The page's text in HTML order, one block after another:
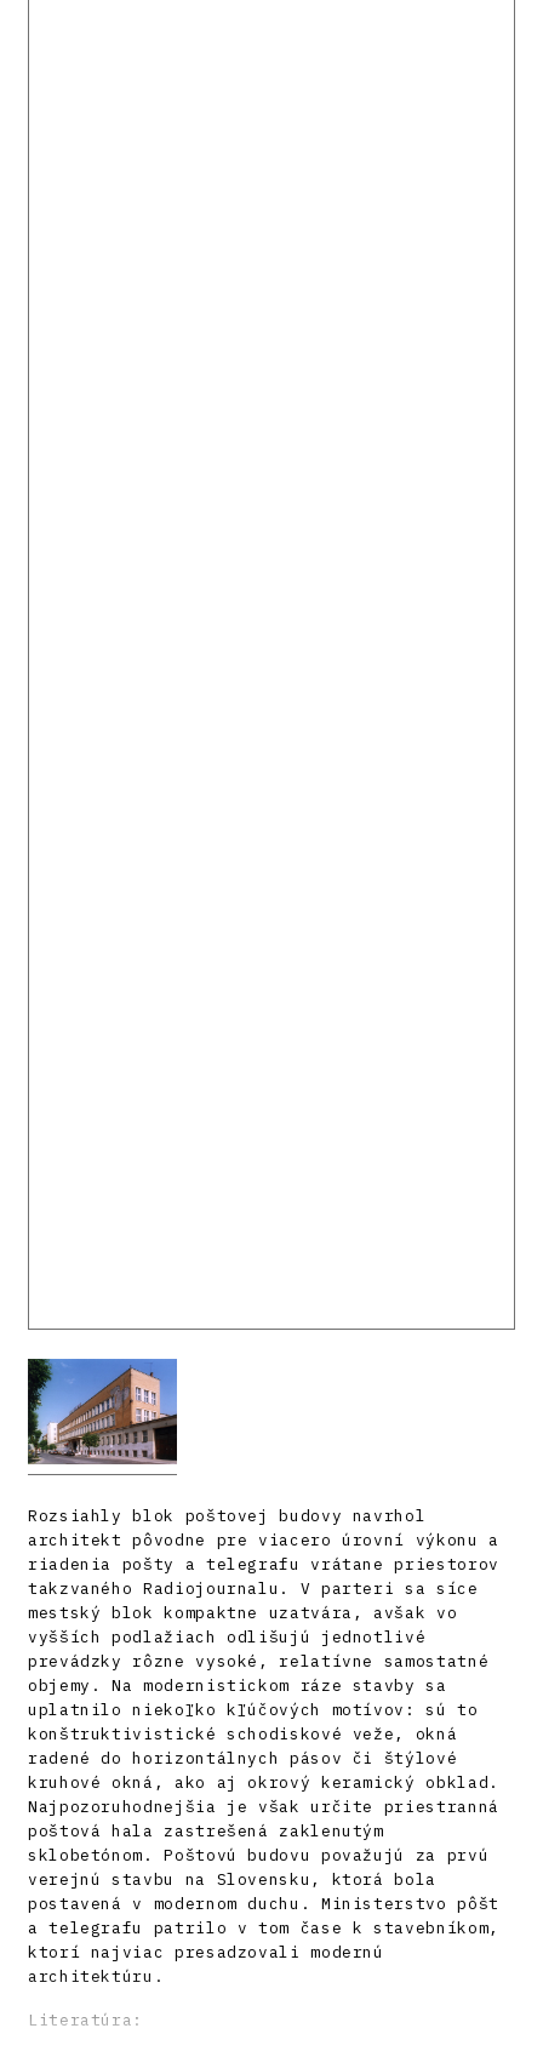
Rozsiahly blok poštovej budovy navrhol
architekt pôvodne pre viacero úrovní výkonu a
riadenia pošty a telegrafu vrátane priestorov
takzvaného Radiojournalu. V parteri sa síce
mestský blok kompaktne uzatvára, avšak vo
vyšších podlažiach odlišujú jednotlivé
prevádzky rôzne vysoké, relatívne samostatné
objemy. Na modernistickom ráze stavby sa
uplatnilo niekoľko kľúčových motívov: sú to
konštruktivistické schodiskové veže, okná
radené do horizontálnych pásov či štýlové
kruhové okná, ako aj okrový keramický obklad.
Najpozoruhodnejšia je však určite priestranná
poštová hala zastrešená zaklenutým
sklobetónom. Poštovú budovu považujú za prvú
verejnú stavbu na Slovensku, ktorá bola
postavená v modernom duchu. Ministerstvo pôšt
a telegrafu patrilo v tom čase k stavebníkom,
ktorí najviac presadzovali modernú
architektúru.
Literatúra: